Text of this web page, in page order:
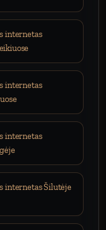
internetas
internetas
internetas
internetas Šilutėje